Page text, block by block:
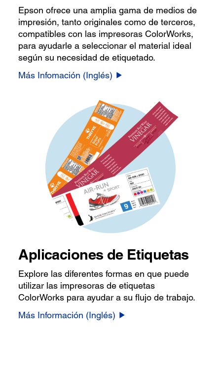
Epson ofrece una amplia gama de medios de
impresión, tanto originales como de terceros,
compatibles con las impresoras ColorWorks,
para ayudarle a seleccionar el material ideal
según su necesidad de etiquetado.
Más Infomación (Inglés)
Aplicaciones de Etiquetas
Explore las diferentes formas en que puede
utilizar las impresoras de etiquetas
ColorWorks para ayudar a su flujo de trabajo.
Más Información (Inglés)